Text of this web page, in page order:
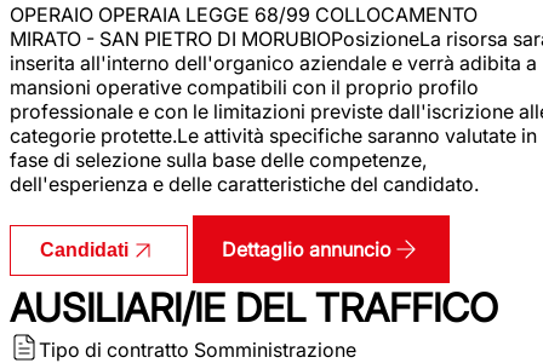
OPERAIO OPERAIA LEGGE 68/99 COLLOCAMENTO
MIRATO - SAN PIETRO DI MORUBIOPosizioneLa risorsa
inserita all'interno dell'organico aziendale e verrà adibita a
mansioni operative compatibili con il proprio profilo
professionale e con le limitazioni previste dall'iscrizione
categorie protette.Le attività specifiche saranno valutate in
fase di selezione sulla base delle competenze,
dell'esperienza e delle caratteristiche del candidato.
Candidati Dettaglio annuncio
AUSILIARI/IE DEL TRAFFICO
Tipo di contratto Somministrazione